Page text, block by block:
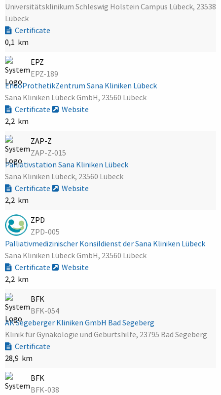
Universitätsklinikum Schleswig Holstein Campus Lübeck, 23538
Lübeck
Certificate
0,1 km
EPZ
EPZ-189
EndoProthetikZentrum Sana Kliniken Lübeck
Sana Kliniken Lübeck GmbH, 23560 Lübeck
Certificate
Website
2,2 km
ZAP-Z
ZAP-Z-015
Palliativstation Sana Kliniken Lübeck
Sana Kliniken Lübeck, 23560 Lübeck
Certificate
Website
2,2 km
ZPD
ZPD-005
Palliativmedizinischer Konsildienst der Sana Kliniken Lübeck
Sana Kliniken Lübeck GmbH, 23560 Lübeck
Certificate
Website
2,2 km
BFK
BFK-054
AK Segeberger Kliniken GmbH Bad Segeberg
Klinik für Gynäkologie und Geburtshilfe, 23795 Bad Segeberg
Certificate
28,9 km
BFK
BFK-038